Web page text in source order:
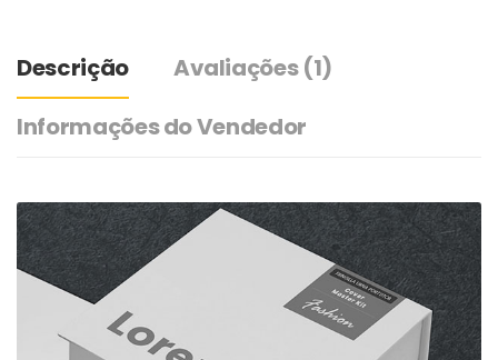
Descrição Avaliações(1)
Informações do Vendedor